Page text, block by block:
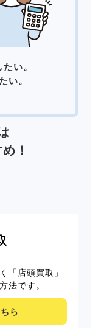
い。
い。
！
「店頭買取」
法です。
ら